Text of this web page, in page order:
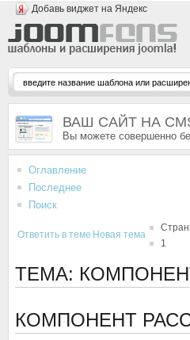
Добавь виджет на Яндекс
ВАШ САЙТ НА
Вы можете совершенно
Оглавление
Последнее
Поиск
Ответить в теме Новая тема
1
ТЕМА:
КОМПОНЕНТ